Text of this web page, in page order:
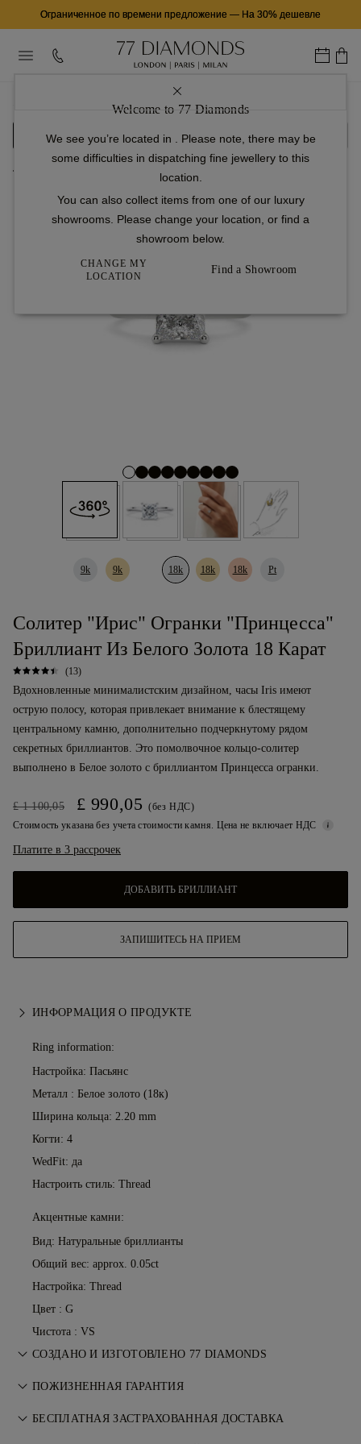
Ограниченное по времени предложение — На 30% дешевле
Welcome to 77 Diamonds
We see you’re located in
. Please note, there may be
some difficulties in dispatching fine jewellery to this
location.
You can also collect items from one of our luxury
showrooms. Please change your location, or find a
showroom below.
CHANGE MY
LOCATION
Find a Showroom
Настройка Бриллиант Готово
Перемещайте влево и вправо
для управления обзором
360°
9k 9k 18k 18k 18k Pt
Солитер "Ирис" Огранки "принцесса"
Бриллиант Из Белого Золота 18 Карат
(13)
Вдохновленные минималистским дизайном, часы Iris имеют
острую полосу, которая привлекает внимание к блестящему
центральному камню, дополнительно подчеркнутому рядом
секретных бриллиантов. Это помолвочное кольцо-солитер
выполнено в Белое золото с бриллиантом Принцесса огранки.
£ 1 100,05 £ 990,05 (без НДС)
Стоимость указана без учета стоимости камня. Цена не включает НДС
Платите в 3 рассрочек
ДОБАВИТЬ БРИЛЛИАНТ
ЗАПИШИТЕСЬ НА ПРИЕМ
ИНФОРМАЦИЯ О ПРОДУКТЕ
Ring information:
Настройка: Пасьянс
Металл : Белое золото (18к)
Ширина кольца: 2.20 mm
Когти: 4
WedFit: да
Настроить стиль: Thread
Акцентные камни:
Вид: Натуральные бриллианты
Общий вес: approx. 0.05ct
Настройка: Thread
Цвет : G
Чистота : VS
СОЗДАНО И ИЗГОТОВЛЕНО 77 DIAMONDS
Искусство ювелирного мастерства, воплощённое
ПОЖИЗНЕННАЯ ГАРАНТИЯ
При любой покупке в 77 Diamonds предоставляется
БЕСПЛАТНАЯ ЗАСТРАХОВАННАЯ ДОСТАВКА